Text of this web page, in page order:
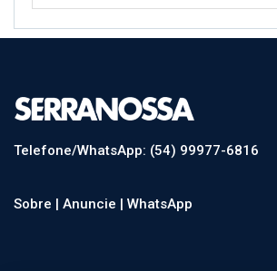
Telefone/WhatsApp: (54) 99977-6816
Sobre | Anuncie | WhatsApp